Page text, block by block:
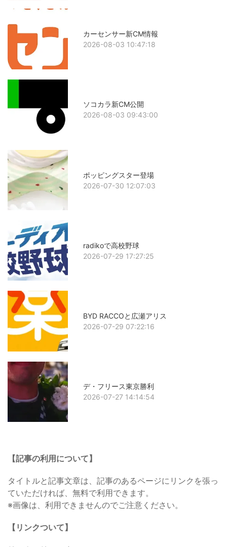
カーセンサー新CM情報
2026-08-03 10:47:18
ソコカラ新CM公開
2026-08-03 09:43:00
ポッピングスター登場
2026-07-30 12:07:03
radikoで高校野球
2026-07-29 17:27:25
BYD RACCOと広瀬アリス
2026-07-29 07:22:16
デ・フリース東京勝利
2026-07-27 14:14:54
【記事の利用について】
タイトルと記事文章は、記事のあるページにリンクを張っ
ていただければ、無料で利用できます。
※画像は、利用できませんのでご注意ください。
【リンクついて】